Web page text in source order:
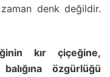
denk değildir.
kır çiçeğine,
özgürlüğü